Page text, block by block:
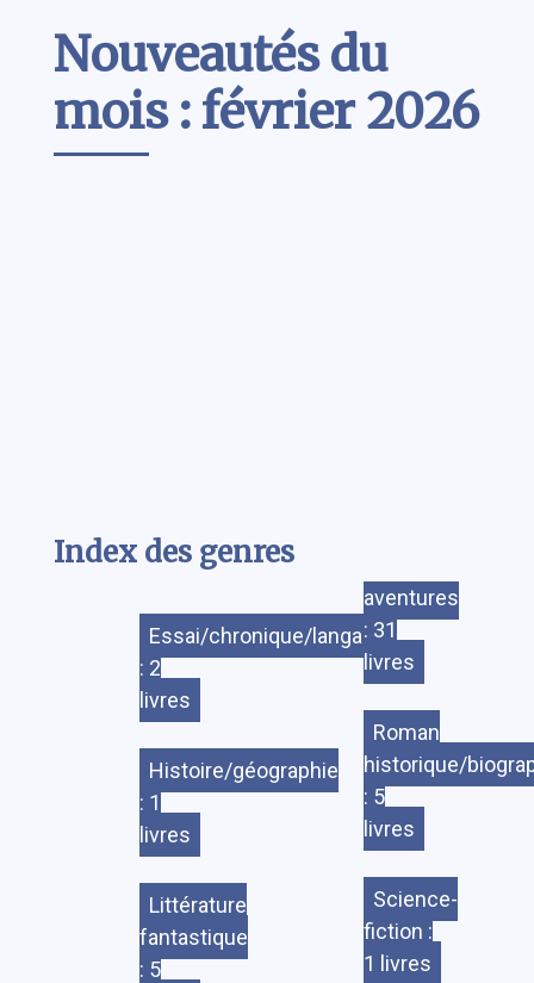
Nouveautés du
mois : février 2026
Index des genres
Essai/chronique/langage
: 2
livres
Histoire/géographie
: 1
livres
Littérature
fantastique
: 5
aventures
: 31
livres
Roman
historique/
: 5
livres
Science-
fiction :
1 livres